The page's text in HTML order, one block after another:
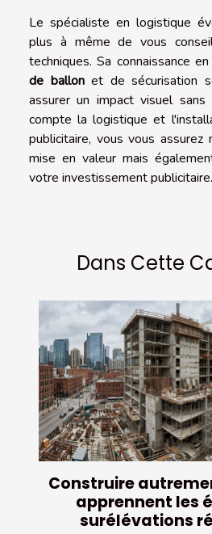
Le spécialiste en logistique
plus à même de vous
techniques. Sa connaissance
de ballonet de sécurisation
assurer un impact visuel
compte la logistique et
publicitaire, vous vous
mise en valeur mais
votre investissement publicitaire.
Dans Cette
Construire
apprennent les
surélévations